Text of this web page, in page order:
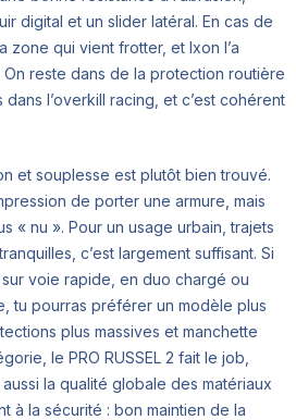
digital et un slider latéral. En cas de
zone qui vient frotter, et Ixon l’a
reste dans de la protection routière
l’overkill racing, et c’est cohérent
et souplesse est plutôt bien trouvé.
de porter une armure, mais
« nu ». Pour un usage urbain, trajets
c’est largement suffisant. Si
voie rapide, en duo chargé ou
tu pourras préférer un modèle plus
plus massives et manchette
le PRO RUSSEL 2 fait le job,
la qualité globale des matériaux
à la sécurité : bon maintien de la